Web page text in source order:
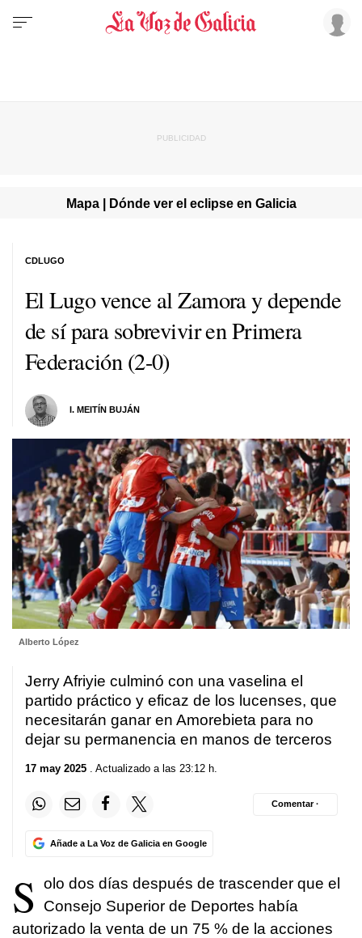
Mapa | Dónde ver el eclipse en Galicia
El Lugo vence al Zamora y depende
de sí para sobrevivir en Primera
Federación (2-0)
I. MEITÍN BUJÁN
CDLUGO
Alberto López
Jerry Afriyie culminó con una vaselina el
partido práctico y eficaz de los lucenses, que
necesitarán ganar en Amorebieta para no
dejar su permanencia en manos de terceros
17 may 2025 . Actualizado a las 23:12 h.
Añade a La Voz de Galicia en Google
Comentar ·
S
olo dos días después de trascender que el
Consejo Superior de Deportes había
autorizado la venta de un 75 % de la acciones